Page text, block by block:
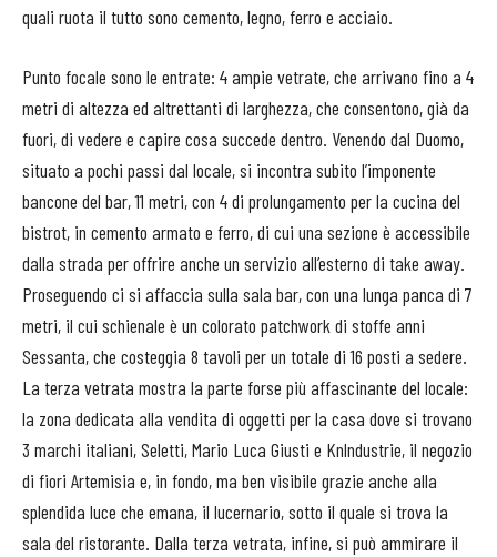
quali ruota il tutto sono cemento, legno, ferro e acciaio.
Punto focale sono le entrate: 4 ampie vetrate, che arrivano fino a 4
metri di altezza ed altrettanti di larghezza, che consentono, già da
fuori, di vedere e capire cosa succede dentro. Venendo dal Duomo,
situato a pochi passi dal locale, si incontra subito l’imponente
bancone del bar, 11 metri, con 4 di prolungamento per la cucina del
bistrot, in cemento armato e ferro, di cui una sezione è accessibile
dalla strada per offrire anche un servizio all’esterno di take away.
Proseguendo ci si affaccia sulla sala bar, con una lunga panca di 7
metri, il cui schienale è un colorato patchwork di stoffe anni
Sessanta, che costeggia 8 tavoli per un totale di 16 posti a sedere.
La terza vetrata mostra la parte forse più affascinante del locale:
la zona dedicata alla vendita di oggetti per la casa dove si trovano
3 marchi italiani, Seletti, Mario Luca Giusti e Knlndustrie, il negozio
di fiori Artemisia e, in fondo, ma ben visibile grazie anche alla
splendida luce che emana, il lucernario, sotto il quale si trova la
sala del ristorante. Dalla terza vetrata, infine, si può ammirare il